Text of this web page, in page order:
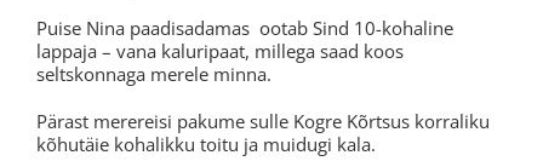
Puise Nina paadisadamas ootab Sind 10-kohaline
lappaja – vana kaluripaat, millega saad koos
seltskonnaga merele minna.
Pärast merereisi pakume sulle Kogre Kõrtsus korraliku
kõhutäie kohalikku toitu ja muidugi kala.